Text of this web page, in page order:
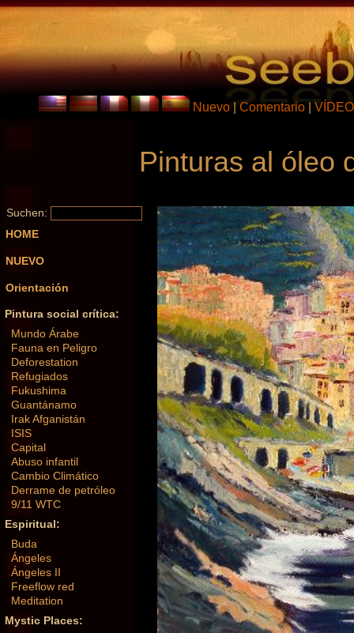
Nuevo Comentario VÍDEO
Pinturas al óleo
Suchen:
HOME
NUEVO
Orientación
Pintura social crítica:
Mundo Árabe
Fauna en Peligro
Deforestation
Refugiados
Fukushima
Guantánamo
Irak Afganistán
ISIS
Capital
Abuso infantil
Cambio Climático
Derrame de petróleo
9/11 WTC
Espiritual:
Buda
Ángeles
Ángeles II
Freeflow red
Meditation
Mystic Places: